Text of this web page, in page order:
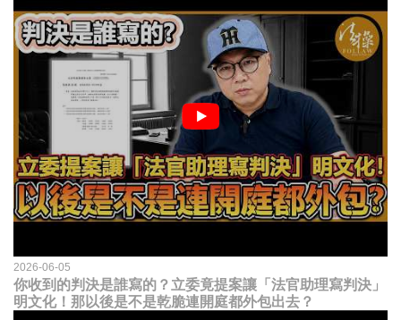
2026-06-05
你收到的判決是誰寫的？立委竟提案讓「法官助理寫判決」
明文化！那以後是不是乾脆連開庭都外包出去？